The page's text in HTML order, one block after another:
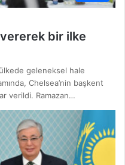
bir ilke
ülkede geleneksel hale
Chelsea’nin başkent
verildi. Ramazan…